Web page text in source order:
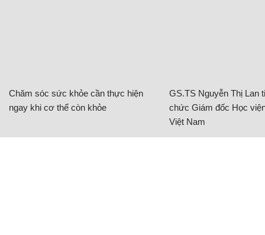
Chăm sóc sức khỏe cần thực hiện
ngay khi cơ thể còn khỏe
GS.TS Nguyễn Thị Lan
chức Giám đốc Học
Việt Nam